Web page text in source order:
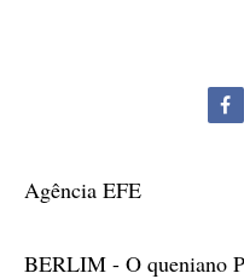
Agência EFE
BERLIM - O queniano